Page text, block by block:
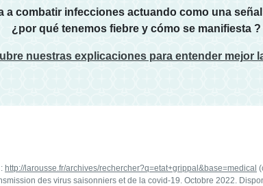
a combatir infecciones actuando como una
¿por qué tenemos fiebre y cómo se manifiesta ?
nuestras explicaciones para entender mejor
http://larousse.fr/archives/rechercher?q=etat+grippal&base=medical
des virus saisonniers et de la covid-19. Octobre 2022.